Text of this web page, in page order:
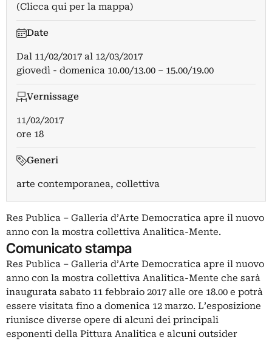
(Clicca qui per la mappa)
Date
Dal 11/02/2017 al 12/03/2017
giovedì - domenica 10.00/13.00 – 15.00/19.00
Vernissage
11/02/2017
ore 18
Generi
arte contemporanea, collettiva
Res Publica – Galleria d’Arte Democratica apre il nuovo
anno con la mostra collettiva Analitica-Mente.
Comunicato stampa
Res Publica – Galleria d’Arte Democratica apre il nuovo
anno con la mostra collettiva Analitica-Mente che sarà
inaugurata sabato 11 febbraio 2017 alle ore 18.00 e potrà
essere visitata fino a domenica 12 marzo. L’esposizione
riunisce diverse opere di alcuni dei principali
esponenti della Pittura Analitica e alcuni outsider